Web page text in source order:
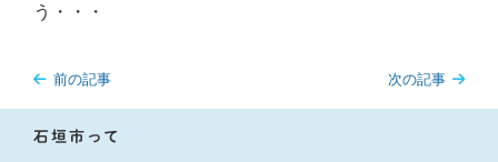
う・・・
前の記事 次の記事
石垣市って